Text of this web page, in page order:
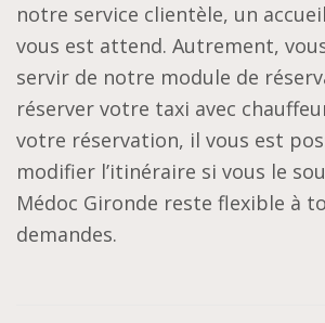
notre service clientèle, un
vous est attend. Autrement,
servir de notre module de
réserver votre taxi avec
votre réservation, il vous est
modifier l’itinéraire si vous le
Médoc Gironde reste flexible à
demandes.